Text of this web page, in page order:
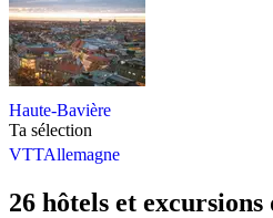
Haute-Bavière
Ta sélection
VTTAllemagne
26 hôtels et